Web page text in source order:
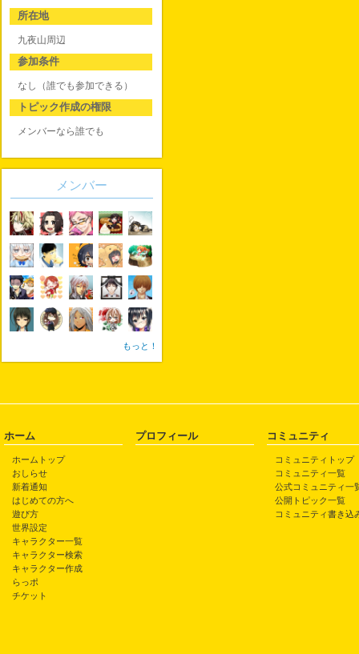
所在地
九夜山周辺
参加条件
なし（誰でも参加できる）
トピック作成の権限
メンバーなら誰でも
メンバー
もっと！
ホーム
ホームトップ
おしらせ
新着通知
はじめての方へ
遊び方
世界設定
キャラクター一覧
キャラクター検索
キャラクター作成
らっポ
チケット
プロフィール コミュニティ
コミュニティトップ
コミュニティ一覧
公式コミュニティ一
公開トピック一覧
コミュニティ書き込